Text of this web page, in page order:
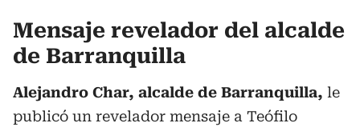
Mensaje revelador del alcalde
de Barranquilla
Alejandro Char, alcalde de Barranquilla, le
publicó un revelador mensaje a Teófilo